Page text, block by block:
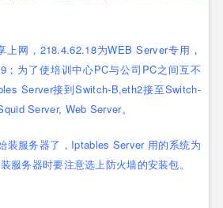
网，218.4.62.18为WEB Server专用，
；为了使培训中心PC与公司PC之间互不
Server接到Switch-B,eth2接至Switch-
Server, Web Server。
装服务器了，Iptables Server 用的系统为
服务器时要注意选上防火墙的安装包。